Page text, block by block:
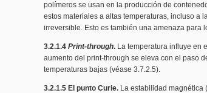
polímeros se usan en la producción de
estos materiales a altas temperaturas, incluso a
irreversible. Esto es también una amenaza para
3.2.1.4 Print-through. La temperatura influye en el
aumento del print-through se eleva con el paso
temperaturas bajas (véase 3.7.2.5).
3.2.1.5 El punto Curie. La estabilidad magnética